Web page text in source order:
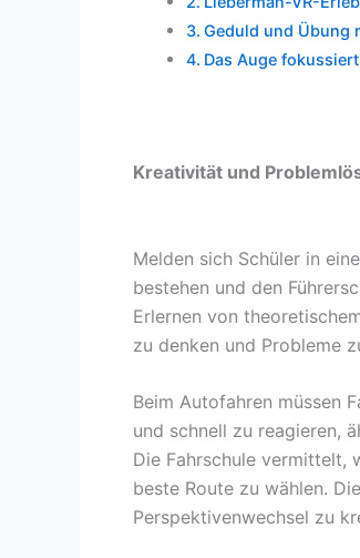
Geduld und Übung
Das Auge
Kreativität und
Melden sich Schüler in
bestehen und den
Erlernen von
zu denken und Probleme
Beim Autofahren müssen
und schnell zu reagieren,
Die Fahrschule vermittelt,
beste Route zu wählen.
Perspektivenwechsel zu